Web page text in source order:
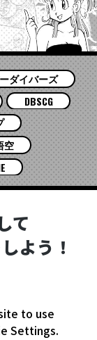
ダイバーズ
DBSCG
空
て
よう！
to use
Settings.